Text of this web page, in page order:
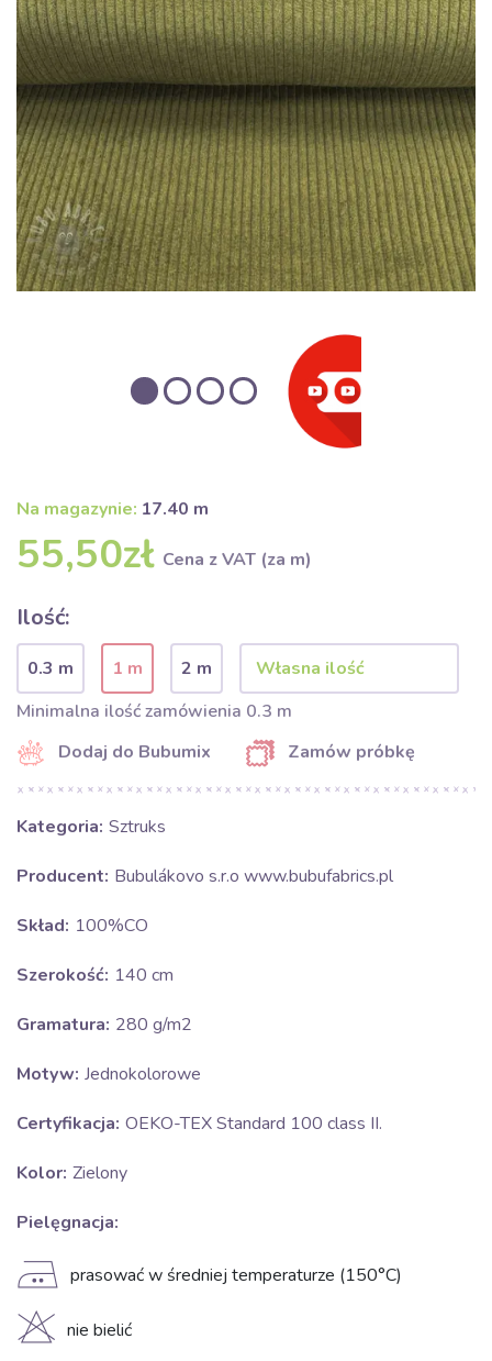
Na magazynie: 17.40 m
55,50zł Cena z VAT (za m)
Ilość:
0.3 m 1 m
2 m
Minimalna ilość zamówienia 0.3 m
Dodaj do Bubumix
Zamów próbkę
Kategoria: Sztruks
Producent: Bubulákovo s.r.o www.bubufabrics.pl
Skład: 100%CO
Szerokość: 140 cm
Gramatura: 280 g/m2
Motyw: Jednokolorowe
Certyfikacja: OEKO-TEX Standard 100 class II.
Kolor: Zielony
Pielęgnacja:
E prasować w średniej temperaturze (150°C)
H nie bielić